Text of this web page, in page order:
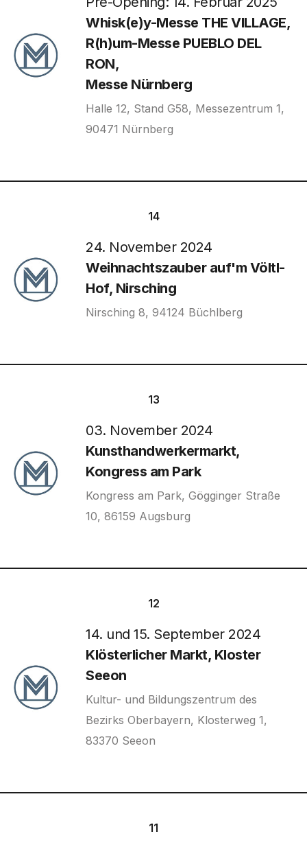
Whisk(e)y-Messe THE VILLAGE,
R(h)um-Messe PUEBLO DEL
RON,
Messe Nürnberg
Halle 12, Stand G58, Messezentrum 1,
90471 Nürnberg
14
24. November 2024
Weihnachtszauber auf'm Völtl-
Hof, Nirsching
Nirsching 8, 94124 Büchlberg
13
03. November 2024
Kunsthandwerkermarkt,
Kongress am Park
Kongress am Park, Gögginger Straße
10, 86159 Augsburg
12
14. und 15. September 2024
Klösterlicher Markt, Kloster
Seeon
Kultur- und Bildungszentrum des
Bezirks Oberbayern, Klosterweg 1,
83370 Seeon
11